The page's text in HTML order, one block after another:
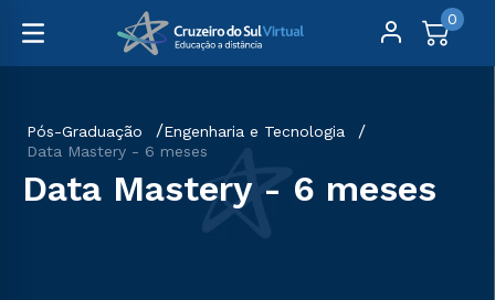
0
Pós-Graduação
Engenharia e Tecnologia
Data Mastery - 6 meses
Data Mastery - 6 meses